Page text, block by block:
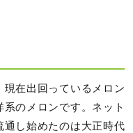
在出回っているメロン
のメロンです。ネット
通し始めたのは大正時代